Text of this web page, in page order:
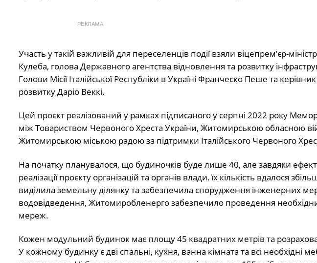
РЕКЛАМА
Участь у такій важливій для переселенців події взяли віцепрем’єр-
Кулеба, голова Державного агентства відновлення та розвитку
Голови Місії Італійської Республіки в Україні Франческо Пеше та керівник
розвитку Даріо Веккі.
Цей проєкт реалізований у рамках підписаного у серпні 2022 року
між Товариством Червоного Хреста України, Житомирською обласною
Житомирською міською радою за підтримки Італійського Червоного
На початку планувалося, що будиночків буде лише 40, але завдяки
реалізації проєкту організацій та органів влади, їх кількість вдалося
виділила земельну ділянку та забезпечила спорудження інженерних
водовідведення, Житомиробленерго забезпечило проведення
мереж.
Кожен модульний будинок має площу 45 квадратних метрів та
У кожному будинку є дві спальні, кухня, ванна кімната та всі необхідні